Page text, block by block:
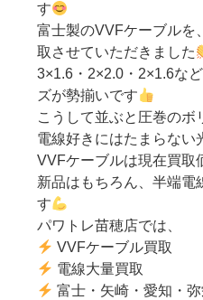
す
富士製のVVFケーブルを
取させていただきました
3×1.6・2×2.0・2×1.6な
ズが勢揃いです
こうして並ぶと圧巻のボ
電線好きにはたまらない
VVFケーブルは現在買取
新品はもちろん、半端電
す
パワトレ苗穂店では、
VVFケーブル買取
電線大量買取
富士・矢崎・愛知・